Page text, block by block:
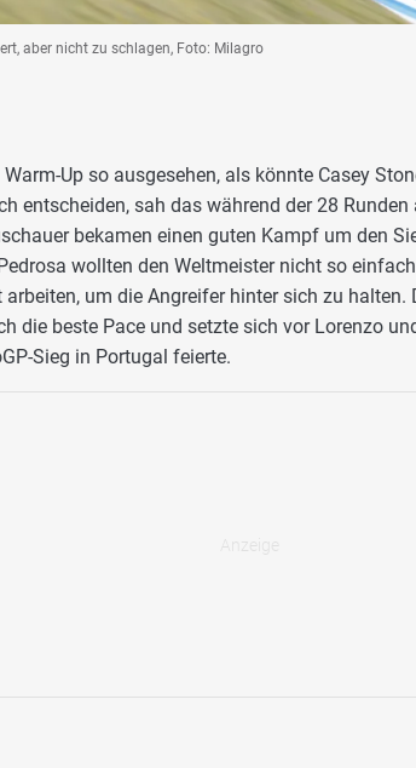
aber nicht zu schlagen, Foto: Milagro
Up so ausgesehen, als könnte Casey
entscheiden, sah das während der 28
bekamen einen guten Kampf um den
wollten den Weltmeister nicht so
um die Angreifer hinter sich zu halten.
die beste Pace und setzte sich vor Lorenzo
Sieg in Portugal feierte.